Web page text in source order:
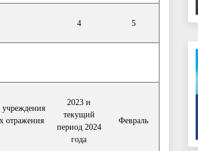
4 5
учреждения
отражения
2023 и
текущий
период 2024
года
Февраль